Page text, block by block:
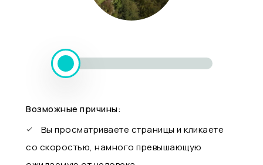
Возможные причины:
Вы просматриваете страницы и кликаете
со скоростью, намного превышающую